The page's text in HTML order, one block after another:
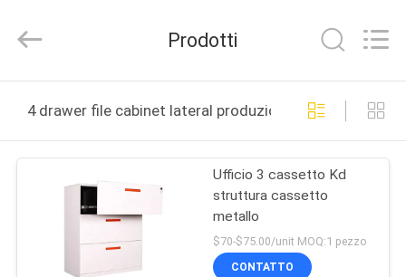
PRODOTTI
Developed
Prodotti
4 drawer file cabinet lateral produzione online
Ufficio 3 cassetto Kd
struttura cassetto
metallo
$70-$75.00/unit MOQ:1 pezzo
CONTATTO